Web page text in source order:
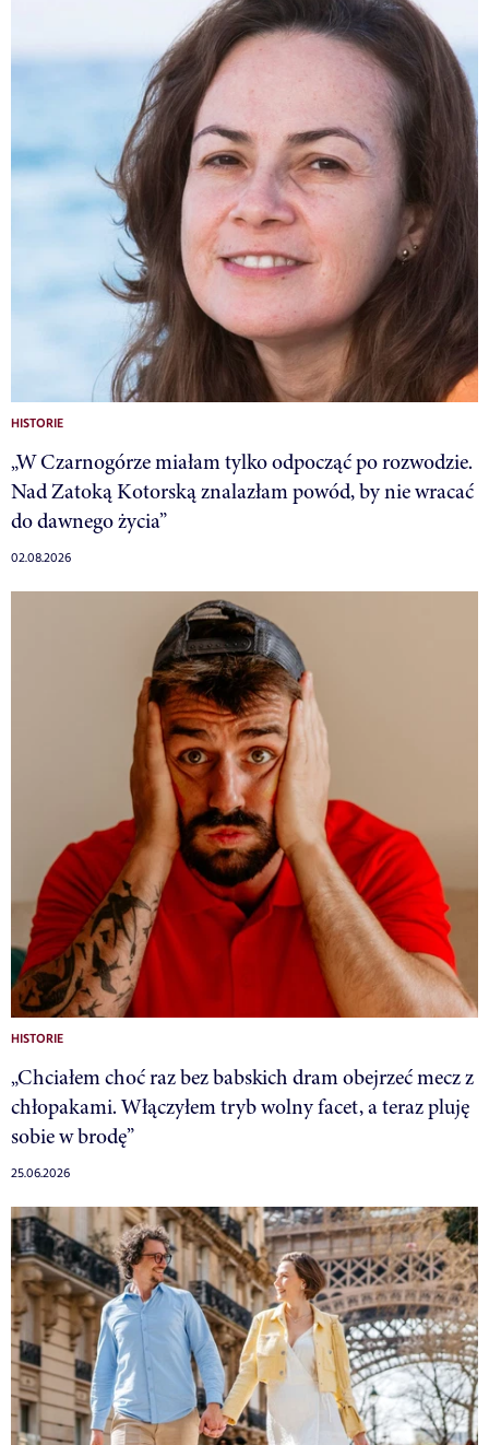
HISTORIE
„W Czarnogórze miałam tylko odpocząć po rozwodzie.
Nad Zatoką Kotorską znalazłam powód, by nie wracać
do dawnego życia”
02.08.2026
HISTORIE
„Chciałem choć raz bez babskich dram obejrzeć mecz z
chłopakami. Włączyłem tryb wolny facet, a teraz pluję
sobie w brodę”
25.06.2026